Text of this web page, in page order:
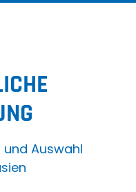
und Auswahl